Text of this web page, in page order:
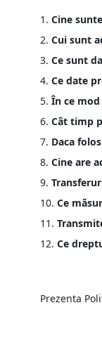
Cine
Cui sunt
Ce sunt
Ce date
În ce
Cât timp
Daca
Cine are
Ce
Ce
Prezenta